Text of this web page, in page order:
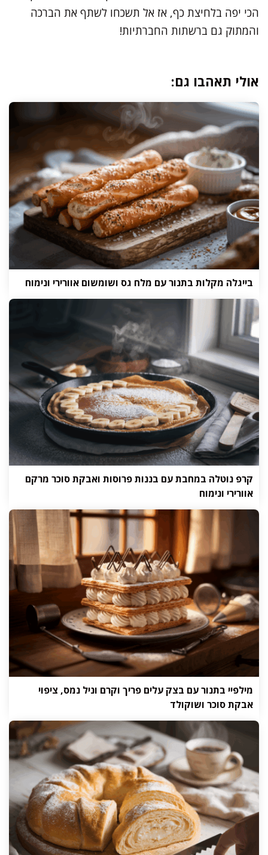
הכי יפה בלחיצת כף, אז אל תשכחו לשתף את הברכה
והמתוק גם ברשתות החברתיות!
אולי תאהבו גם:
בייגלה מקלות בתנור עם מלח גס ושומשום אוורירי ונימוח
קרפ נוטלה במחבת עם בננות פרוסות ואבקת סוכר מרקם
אוורירי ונימוח
מילפיי בתנור עם בצק עלים פריך וקרם וניל נמס, ציפוי
אבקת סוכר ושוקולד